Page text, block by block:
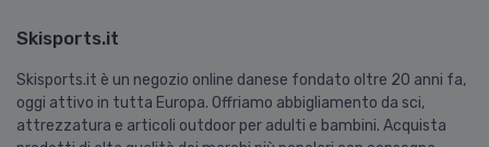
Skisports.it
Skisports.it è un negozio online danese fondato oltre 20 anni fa,
oggi attivo in tutta Europa. Offriamo abbigliamento da sci,
attrezzatura e articoli outdoor per adulti e bambini. Acquista